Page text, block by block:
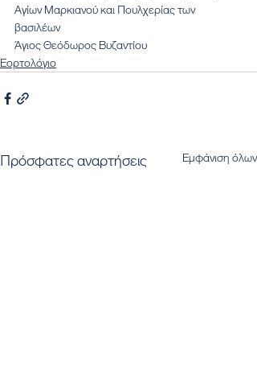
Αγίων Μαρκιανού και Πουλχερίας των
βασιλέων
Άγιος Θεόδωρος Βυζαντίου
Εορτολόγιο
Πρόσφατες αναρτήσεις Εμφάνιση όλων